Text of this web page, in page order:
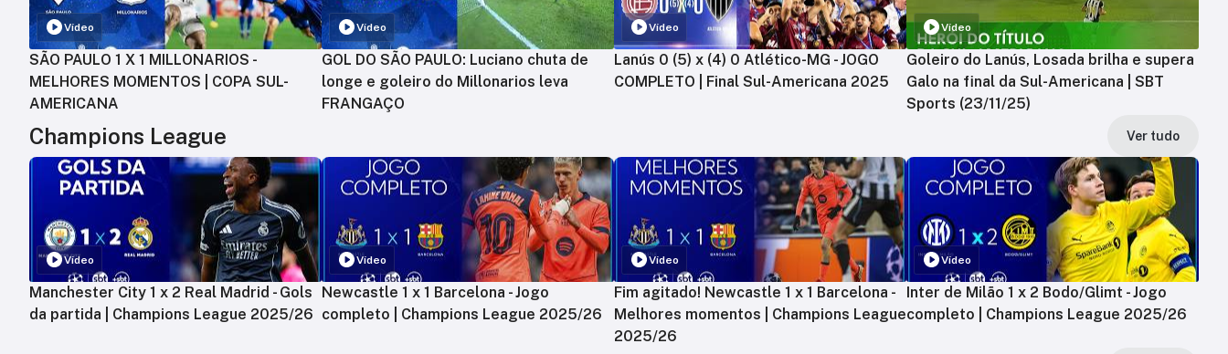
Vídeo
SÃO PAULO 1 X 1 MILLONARIOS -
MELHORES MOMENTOS | COPA SUL-
AMERICANA
Vídeo
GOL DO SÃO PAULO: Luciano chuta de
longe e goleiro do Millonarios leva
FRANGAÇO
Vídeo
Lanús 0 (5) x (4) 0 Atlético-MG - JOGO
COMPLETO | Final Sul-Americana 2025
Vídeo
Goleiro do Lanús, Losada brilha e supera
Galo na final da Sul-Americana | SBT
Sports (23/11/25)
Champions League Ver tudo
Vídeo
Manchester City 1 x 2 Real Madrid - Gols
da partida | Champions League 2025/26
Vídeo
Newcastle 1 x 1 Barcelona - Jogo
completo | Champions League 2025/26
Vídeo
Fim agitado! Newcastle 1 x 1 Barcelona -
Melhores momentos | Champions League
2025/26
Vídeo
Inter de Milão 1 x 2 Bodo/Glimt - Jogo
completo | Champions League 2025/26